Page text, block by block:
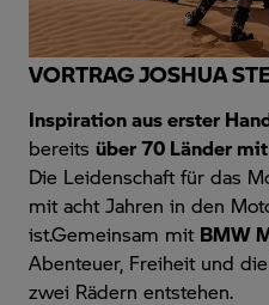
VORTRAG JOSHUA
Inspiration aus erster
bereits über 70 Länder
Die Leidenschaft für das
mit acht Jahren in den
ist.Gemeinsam mit BMW
Abenteuer, Freiheit und
zwei Rädern entstehen.